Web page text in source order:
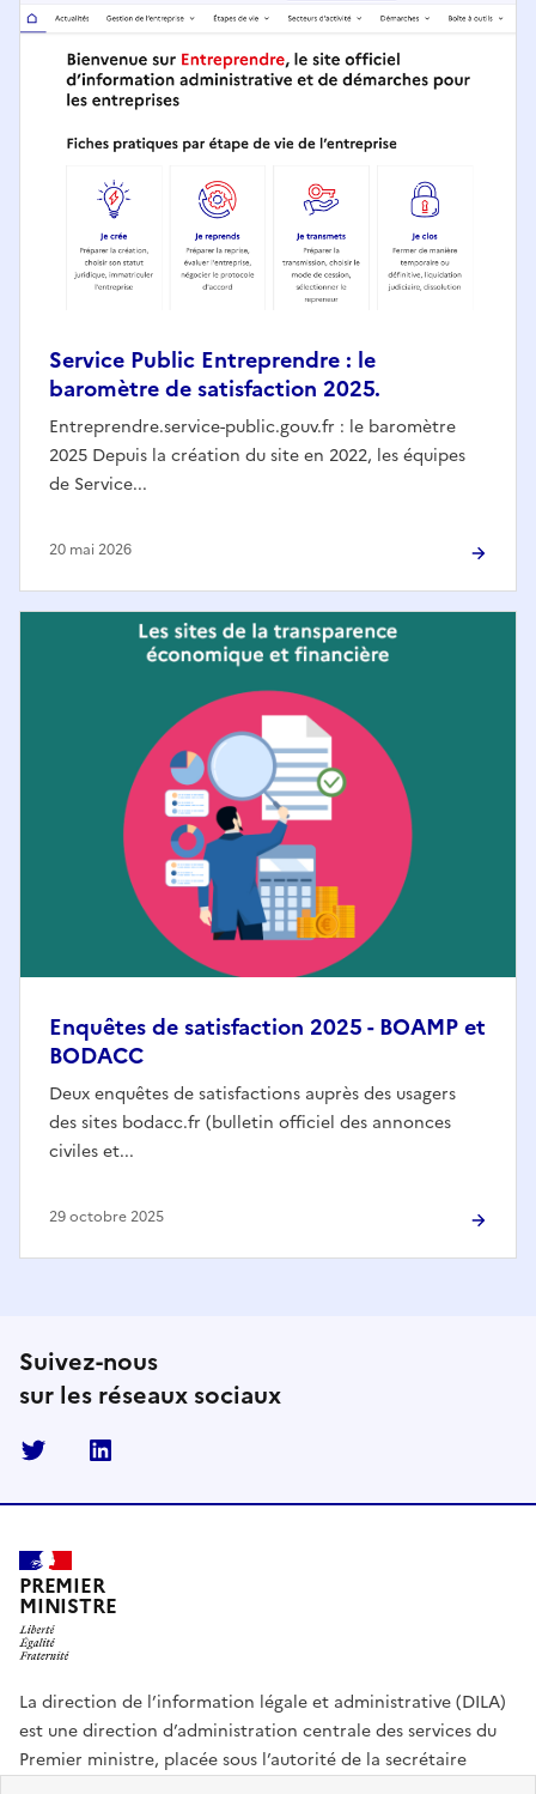
Service Public Entreprendre : le
baromètre de satisfaction 2025.
Entreprendre.service-public.gouv.fr : le baromètre
2025 Depuis la création du site en 2022, les équipes
de Service...
20 mai 2026
Enquêtes de satisfaction 2025 - BOAMP et
BODACC
Deux enquêtes de satisfactions auprès des usagers
des sites bodacc.fr (bulletin officiel des annonces
civiles et...
29 octobre 2025
Suivez-nous
sur les réseaux sociaux
Twitter
PREMIER
MINISTRE
La direction de l’information légale et administrative (DILA)
est une direction d’administration centrale des services du
Premier ministre, placée sous l’autorité de la secrétaire